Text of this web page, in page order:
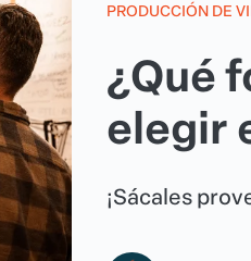
PRODUCCIÓN DE
¿Qué
elegir
¡Sácales